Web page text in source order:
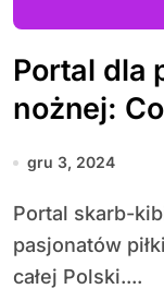
Portal dla
nożnej:
gru 3, 2024
Portal skarb-kibica.pl to miejsce, które łączy
pasjonatów
całej Polski....